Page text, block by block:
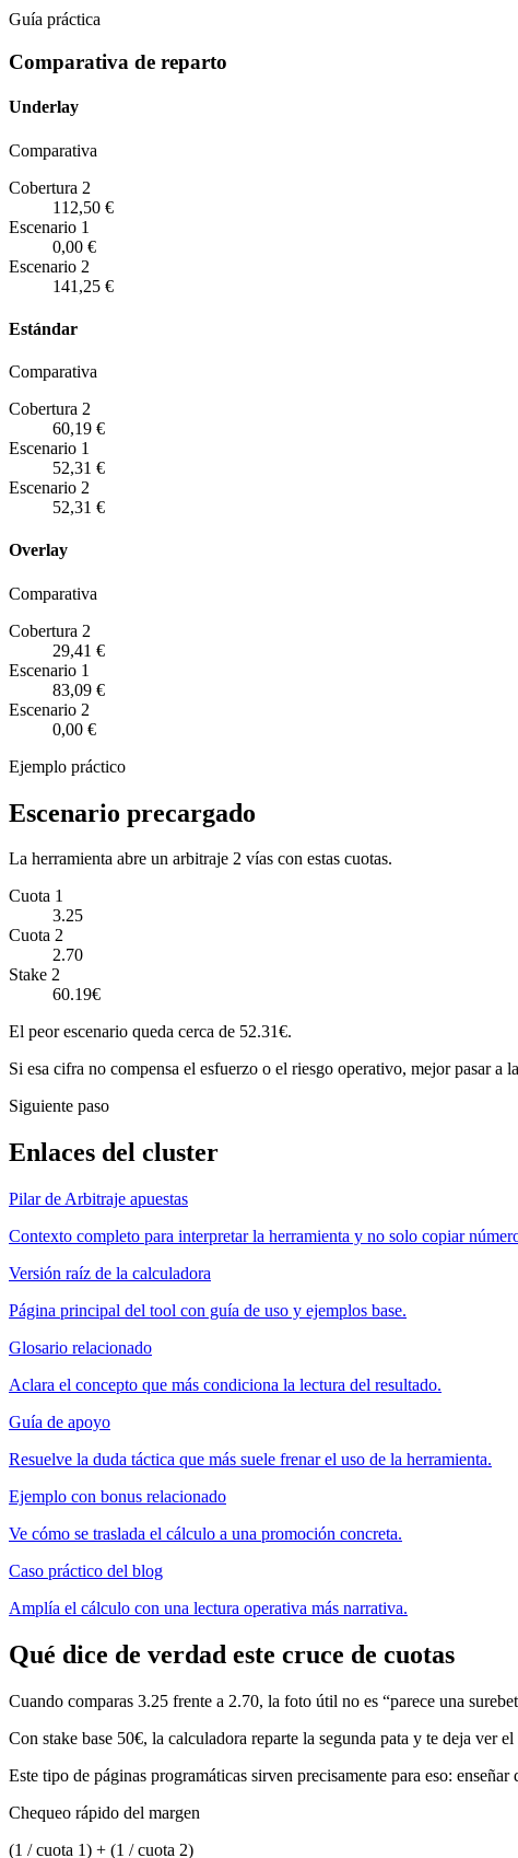
Guía práctica
Comparativa de reparto
Underlay
Comparativa
Cobertura 2
112,50 €
Escenario 1
0,00 €
Escenario 2
141,25 €
Estándar
Comparativa
Cobertura 2
60,19 €
Escenario 1
52,31 €
Escenario 2
52,31 €
Overlay
Comparativa
Cobertura 2
29,41 €
Escenario 1
83,09 €
Escenario 2
0,00 €
Ejemplo práctico
Escenario precargado
La herramienta abre un arbitraje 2 vías con estas cuotas.
Cuota 1
3.25
Cuota 2
2.70
Stake 2
60.19€
El peor escenario queda cerca de 52.31€.
Si esa cifra no compensa el esfuerzo o el riesgo operativo, mejor pasar a
Siguiente paso
Enlaces del cluster
Pilar de Arbitraje apuestas
Contexto completo para interpretar la herramienta y no solo copiar
Versión raíz de la calculadora
Página principal del tool con guía de uso y ejemplos base.
Glosario relacionado
Aclara el concepto que más condiciona la lectura del resultado.
Guía de apoyo
Resuelve la duda táctica que más suele frenar el uso de la herramienta.
Ejemplo con bonus relacionado
Ve cómo se traslada el cálculo a una promoción concreta.
Caso práctico del blog
Amplía el cálculo con una lectura operativa más narrativa.
Qué dice de verdad este cruce de cuotas
Cuando comparas 3.25 frente a 2.70, la foto útil no es “parece una
Con stake base 50€, la calculadora reparte la segunda pata y te deja ver
Este tipo de páginas programáticas sirven precisamente para eso:
Chequeo rápido del margen
(1 / cuota 1) + (1 / cuota 2)